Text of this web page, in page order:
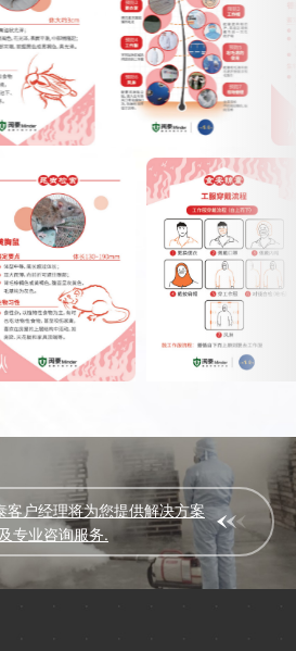
客户经理将为您提供解决方案
及专业咨询服务.